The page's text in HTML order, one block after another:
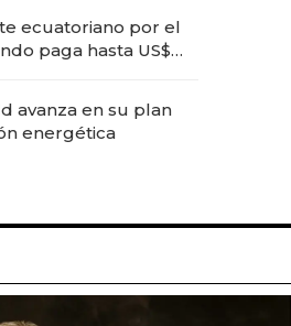
ecuatoriano por el
paga hasta US$
avanza en su plan
energética